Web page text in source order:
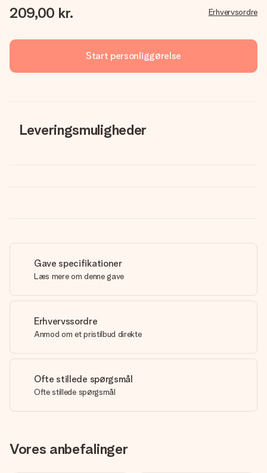
209,00 kr. Erhvervsordre
Start personliggørelse
Leveringsmuligheder
Gave specifikationer
Læs mere om denne gave
Erhvervssordre
Anmod om et pristilbud direkte
Ofte stillede spørgsmål
Ofte stillede spørgsmål
Vores anbefalinger